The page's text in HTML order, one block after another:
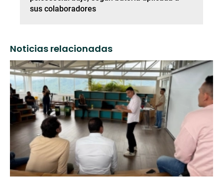
sus colaboradores
Noticias relacionadas